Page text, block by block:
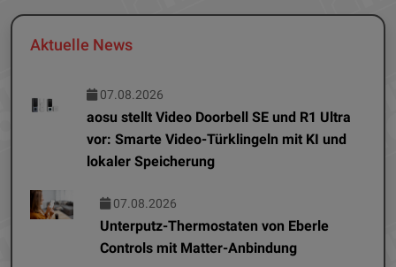
Aktuelle News
07.08.2026
aosu stellt Video Doorbell SE und R1 Ultra
vor: Smarte Video-Türklingeln mit KI und
lokaler Speicherung
07.08.2026
Unterputz-Thermostaten von Eberle
Controls mit Matter-Anbindung